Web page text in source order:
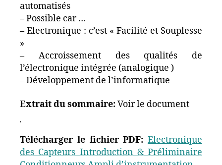
automatisés
– Possible car …
– Electronique : c’est « Facilité et Souplesse
»
– Accroissement des qualités de
l’électronique intégrée (analogique )
– Développement de l’informatique
Extrait du sommaire:Voir le document
Télécharger le fichier PDF: Electronique
des Capteurs Introduction & Préliminaire